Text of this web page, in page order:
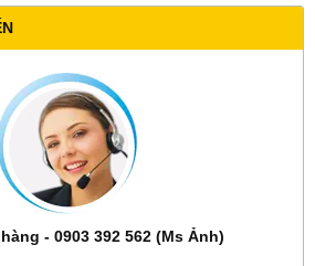
- 0903 392 562 (Ms Ảnh)